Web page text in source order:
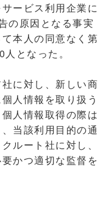
ービス利用企業に
の原因となる事実
本人の同意なく第
となった。
に対し、新しい商
人情報を取り扱う
人情報取得の際は
当該利用目的の通
ルート社に対し、
かつ適切な監督を